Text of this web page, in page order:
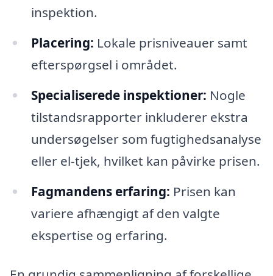
inspektion.
Placering: Lokale prisniveauer samt
efterspørgsel i området.
Specialiserede inspektioner: Nogle
tilstandsrapporter inkluderer ekstra
undersøgelser som fugtighedsanalyse
eller el-tjek, hvilket kan påvirke prisen.
Fagmandens erfaring: Prisen kan
variere afhængigt af den valgte
ekspertise og erfaring.